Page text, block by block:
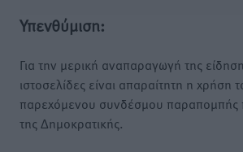
Υπενθύμιση:
Για την μερική αναπαραγωγή της
ιστοσελίδες είναι απαραίτητη η χρήση
παρεχόμενου συνδέσμου παραπομπής
της Δημοκρατικής.